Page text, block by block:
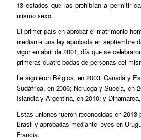
13 estados que las prohibían a permitir
mismo sexo.
El primer país en aprobar el matrimonio
mediante una ley aprobada en septiembre
vigor en abril de 2001, día que se
primeras cuatro bodas de personas del
Le siguieron Bélgica, en 2003; Canadá y
Sudáfrica, en 2006; Noruega y Suecia, en
Islandia y Argentina, en 2010; y
Estas uniones fueron reconocidas en 2013
Brasil y aprobadas mediante leyes en
Francia.